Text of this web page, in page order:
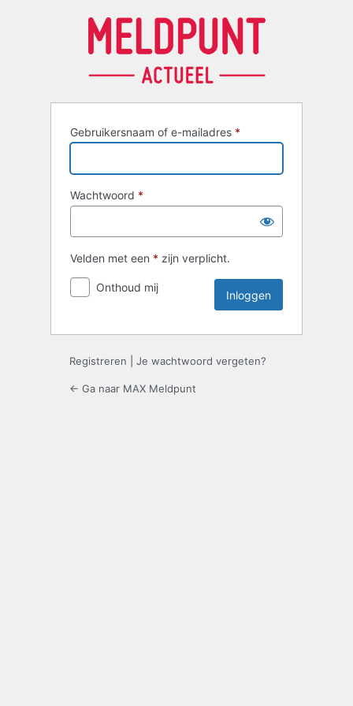
Gebruikersnaam of e-mailadres *
Wachtwoord *
Velden met een * zijn verplicht.
Onthoud mij
Registreren Je wachtwoord vergeten?
← Ga naar MAX Meldpunt